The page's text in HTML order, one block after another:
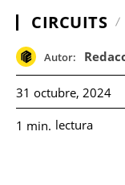
CIRCUITS
Autor:
31 octubre, 2024
1 min. lectura